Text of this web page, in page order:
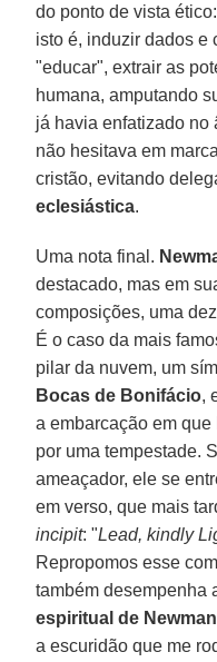
do ponto de vista
isto é, induzir dados e
"educar", extrair as
humana, amputando
já havia enfatizado no
não hesitava em
cristão, evitando
eclesiástica.
Uma nota final.
destacado, mas em
composições, uma
É o caso da mais
pilar da nuvem, um
Bocas de Bonifácio,
a embarcação em que
por uma tempestade.
ameaçador, ele se
em verso, que mais
incipit: "Lead, kindly
Repropomos esse
também desempenha
espiritual de Newman
a escuridão que me